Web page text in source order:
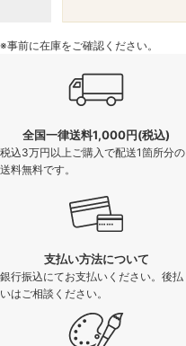
※事前に在庫をご確認ください。
全国一律送料1,000円(税込)
税込3万円以上ご購入で配送1箇所分の
送料無料です。
支払い方法について
銀行振込にてお支払いください。後払
いはご相談ください。